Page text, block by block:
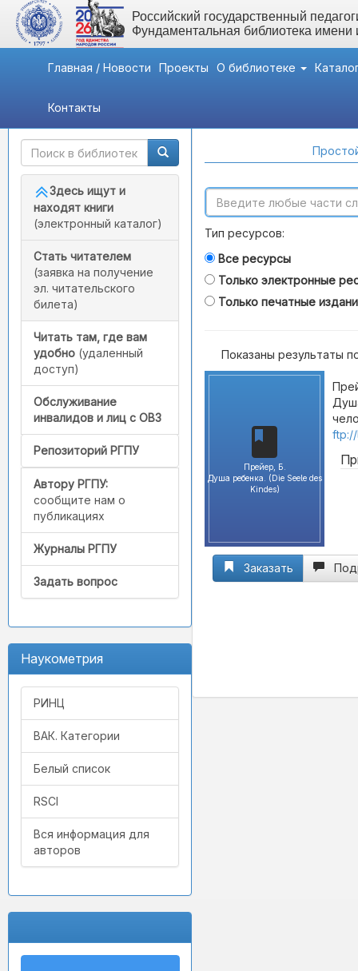
Российский государственный
Фундаментальная библиотека
Главная / Новости Проекты О библиотеке
Контакты
Быстрый доступ
Здесь ищут и
находят книги
(электронный каталог)
Стать читателем
(заявка на получение
эл. читательского
билета)
Читать там, где вам
удобно (удаленный
доступ)
Обслуживание
инвалидов и лиц с ОВЗ
Репозиторий РГПУ
Автору РГПУ:
сообщите нам о
публикациях
Журналы РГПУ
Задать вопрос
Наукометрия
РИНЦ
ВАК. Категории
Белый список
RSCI
Вся информация для
авторов
Тип ресурсов:
Все ресурсы
Только электронные
Только печатные
Показаны результаты
Прейер, Б.
Душа ребенка. (Die Seele des
Kindes)
Заказать